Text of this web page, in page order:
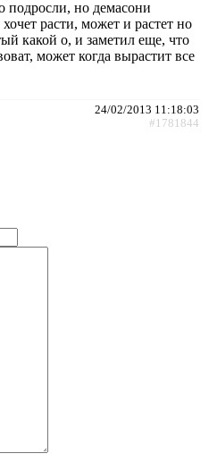
подросли, но демасони
хочет расти, может и растет но
какой о, и заметил еще, что
может когда вырастит все
24/02/2013 11:18:03
#1781844